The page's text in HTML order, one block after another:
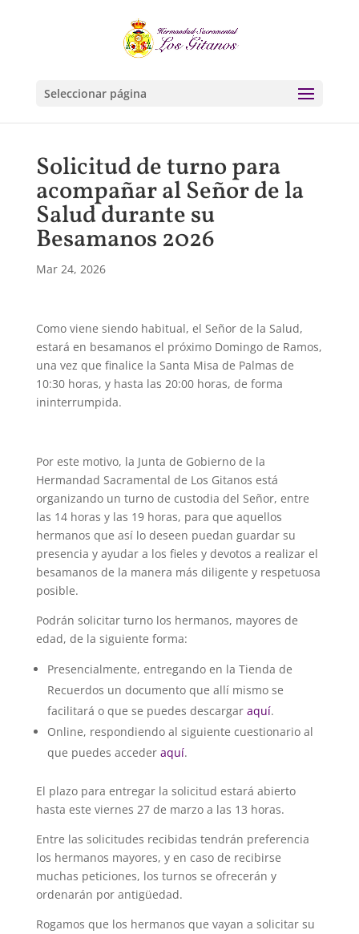
Seleccionar página
Solicitud de turno para
acompañar al Señor de la
Salud durante su
Besamanos 2026
Mar 24, 2026
Como viene siendo habitual, el Señor de la Salud,
estará en besamanos el próximo Domingo de Ramos,
una vez que finalice la Santa Misa de Palmas de
10:30 horas, y hasta las 20:00 horas, de forma
ininterrumpida.
Por este motivo, la Junta de Gobierno de la
Hermandad Sacramental de Los Gitanos está
organizando un turno de custodia del Señor, entre
las 14 horas y las 19 horas, para que aquellos
hermanos que así lo deseen puedan guardar su
presencia y ayudar a los fieles y devotos a realizar el
besamanos de la manera más diligente y respetuosa
posible.
Podrán solicitar turno los hermanos, mayores de
edad, de la siguiente forma:
Presencialmente, entregando en la Tienda de
Recuerdos un documento que allí mismo se
facilitará o que se puedes descargar aquí.
Online, respondiendo al siguiente cuestionario al
que puedes acceder aquí.
El plazo para entregar la solicitud estará abierto
hasta este viernes 27 de marzo a las 13 horas.
Entre las solicitudes recibidas tendrán preferencia
los hermanos mayores, y en caso de recibirse
muchas peticiones, los turnos se ofrecerán y
ordenarán por antigüedad.
Rogamos que los hermanos que vayan a solicitar su